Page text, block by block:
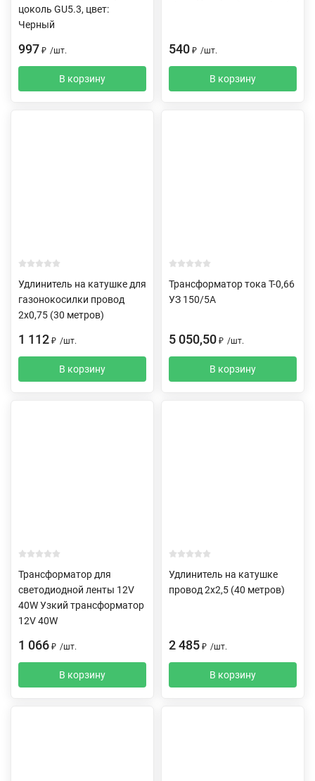
цоколь GU5.3, цвет:
Черный
997 ₽ /шт.
В корзину
540 ₽ /шт.
В корзину
Удлинитель на катушке для
газонокосилки провод
2х0,75 (30 метров)
1 112 ₽ /шт.
В корзину
Трансформатор тока Т-0,66
УЗ 150/5А
5 050,50 ₽ /шт.
В корзину
Трансформатор для
светодиодной ленты 12V
40W Узкий трансформатор
12V 40W
1 066 ₽ /шт.
В корзину
Удлинитель на катушке
провод 2х2,5 (40 метров)
2 485 ₽ /шт.
В корзину